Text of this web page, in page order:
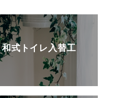
式トイレ入替工